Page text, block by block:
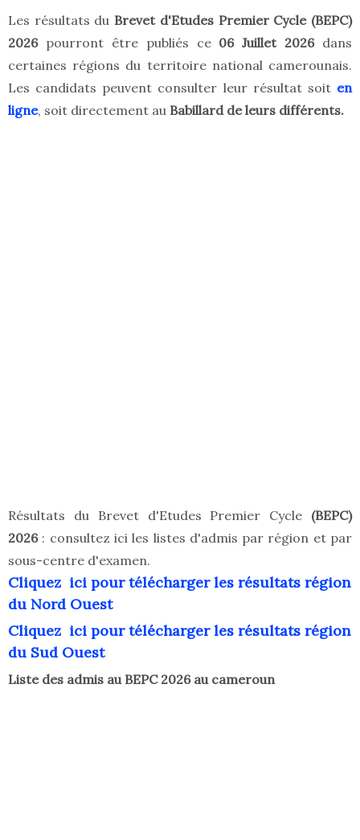
Les résultats du Brevet d'Etudes Premier Cycle (BEPC)
2026pourront être publiés ce 06Juillet 2026dans
certaines régions du territoire national camerounais.
Les candidats peuvent consulter leur résultat soit en
ligne, soit directement au Babillard de leurs différents.
Résultats du Brevet d'Etudes Premier Cycle (BEPC)
2026: consultez ici les listes d'admis par région et par
sous-centre d'examen.
Cliquez ici pour télécharger les résultats région
du Nord Ouest
Cliquez ici pour télécharger les résultats région
du Sud Ouest
Liste des admis au BEPC 2026 au cameroun